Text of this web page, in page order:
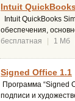
Intuit
Intuit QuickBooks
обеспечения,
бесплатная
1 Мб
Signed Office 1.1
Программа “Signed
подписи и